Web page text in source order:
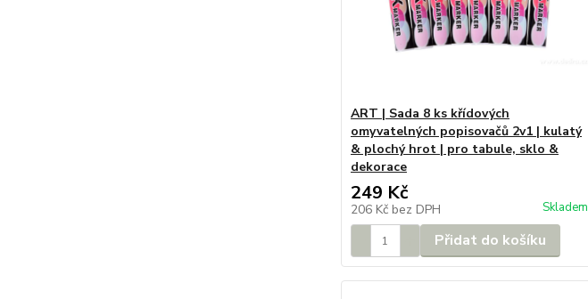
ART | Sada 8 ks křídových
omyvatelných popisovačů 2v1 | kulatý
& plochý hrot | pro tabule, sklo &
dekorace
249 Kč
206 Kč bez DPH Skladem
Přidat do košíku